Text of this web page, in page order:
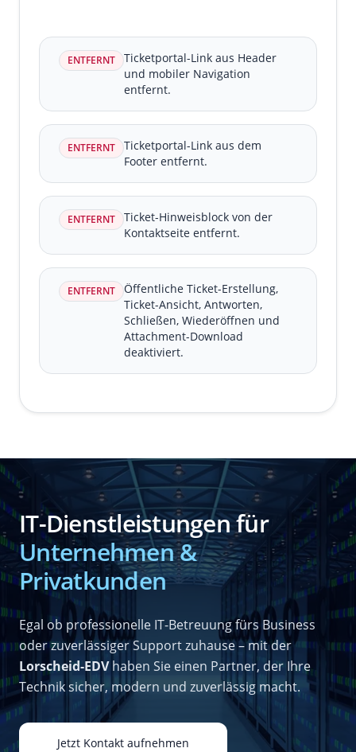
ENTFERNT
Ticketportal-Link aus Header
und mobiler Navigation
entfernt.
ENTFERNT
Ticketportal-Link aus dem
Footer entfernt.
ENTFERNT
Ticket-Hinweisblock von der
Kontaktseite entfernt.
ENTFERNT
Öffentliche Ticket-Erstellung,
Ticket-Ansicht, Antworten,
Schließen, Wiederöffnen und
Attachment-Download
deaktiviert.
IT-Dienstleistungen für
Unternehmen &
Privatkunden
Egal ob professionelle IT-Betreuung fürs Business
oder zuverlässiger Support zuhause – mit der
Lorscheid-EDVhaben Sie einen Partner, der Ihre
Technik sicher, modern und zuverlässig macht.
Jetzt Kontakt aufnehmen